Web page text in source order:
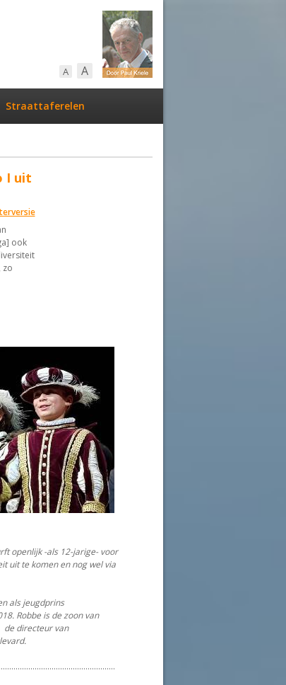
A A
Straattaferelen
I uit
ook
zo
openlijk -als 12-jarige- voor
uit te komen en nog wel via
als jeugdprins
Robbe is de zoon van
de directeur van